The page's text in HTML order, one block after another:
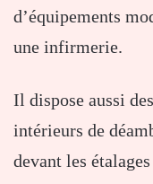
d’équipements
une infirmerie.
Il dispose aussi
intérieurs de
devant les